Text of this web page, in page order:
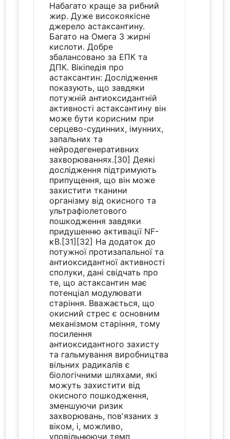
Набагато краще за рибний
жир. Дуже високоякісне
джерело астаксантину.
Багато на Омега 3 жирні
кислоти. Добре
збалансовано за ЕПК та
ДПК. Вікіпедія про
астаксантин: Дослідження
показують, що завдяки
потужній антиоксидантній
активності астаксантину він
може бути корисним при
серцево-судинних, імунних,
запальних та
нейродегенеративних
захворюваннях.[30] Деякі
дослідження підтримують
припущення, що він може
захистити тканини
організму від окисного та
ультрафіолетового
пошкодження завдяки
придушенню активації NF-
κB.[31][32] На додаток до
потужної протизапальної та
антиоксидантної активності
сполуки, дані свідчать про
те, що астаксантин має
потенціал модулювати
старіння. Вважається, що
окисний стрес є основним
механізмом старіння, тому
посилення
антиоксидантного захисту
та гальмування виробництва
вільних радикалів є
біологічними шляхами, які
можуть захистити від
окисного пошкодження,
зменшуючи ризик
захворювань, пов'язаних з
віком, і, можливо,
уповільнюючи темп